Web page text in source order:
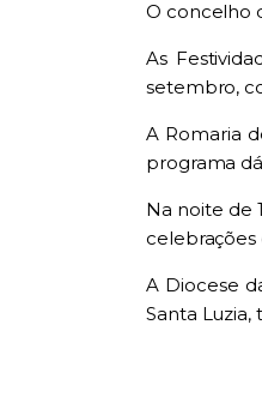
O concelho
As
setembro,
A Romaria
programa
Na noite de
celebrações
A Diocese
Santa